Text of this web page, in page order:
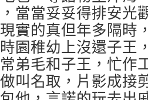
當當妥妥得排安光
實的真但年多隔時
園稚幼上沒還子王
弟毛和子王，忙作
叫名取，片影成接